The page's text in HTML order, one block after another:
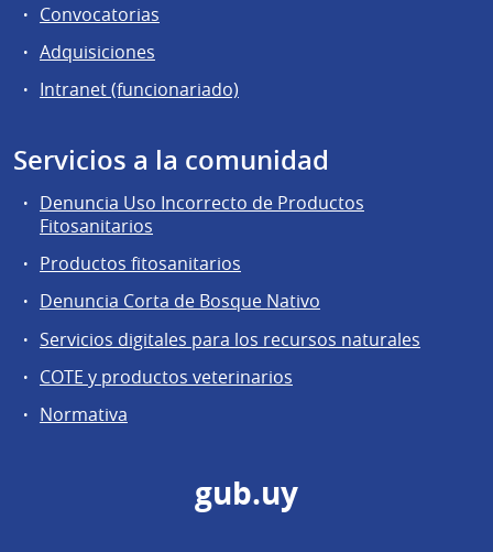
Convocatorias
Adquisiciones
Intranet (funcionariado)
Servicios a la comunidad
Denuncia Uso Incorrecto de Productos
Fitosanitarios
Productos fitosanitarios
Denuncia Corta de Bosque Nativo
Servicios digitales para los recursos naturales
COTE y productos veterinarios
Normativa
gub.uy